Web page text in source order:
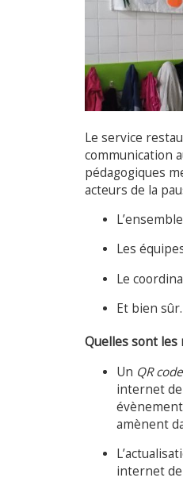
Le service
communication
pédagogiques
acteurs de la
Les
Le
Et bien
Quelles sont les
Un QR code
internet
amènent
internet